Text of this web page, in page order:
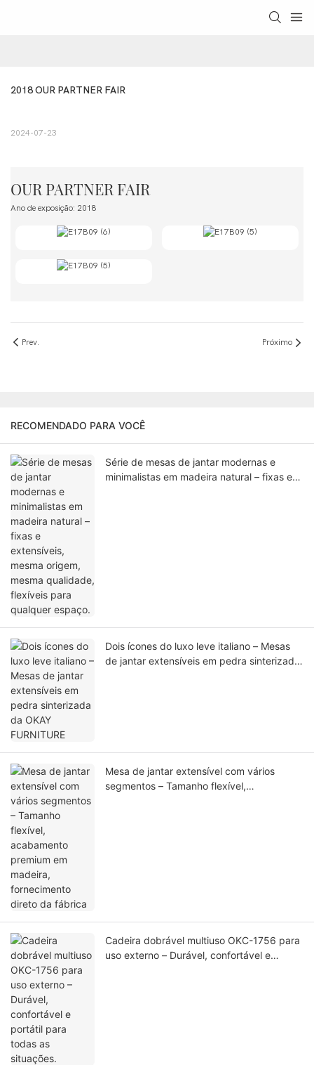
2018 OUR PARTNER FAIR
2024-07-23
OUR PARTNER FAIR
Ano de exposição: 2018
Prev. Próximo
RECOMENDADO PARA VOCÊ
Série de mesas de jantar modernas e
minimalistas em madeira natural – fixas e
Dois ícones do luxo leve italiano – Mesas
de jantar extensíveis em pedra sinterizada
Mesa de jantar extensível com vários
segmentos – Tamanho flexível,
Cadeira dobrável multiuso OKC-1756 para
uso externo – Durável, confortável e